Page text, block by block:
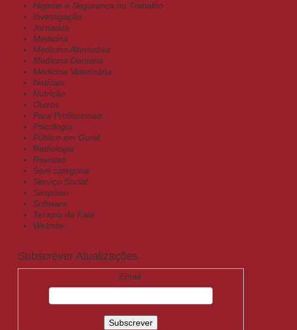
Higiene e Segurança no Trabalho
Investigação
Jornadas
Medicina
Medicina Alternativa
Medicina Dentária
Medicina Veterinária
Notícias
Nutrição
Outros
Para Profissionais
Psicologia
Público em Geral
Radiologia
Revistas
Sem categoria
Serviço Social
Simpósio
Software
Terapia da Fala
Website
Subscrever Atualizações
Email: